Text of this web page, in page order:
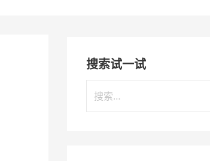
搜索试一试
索